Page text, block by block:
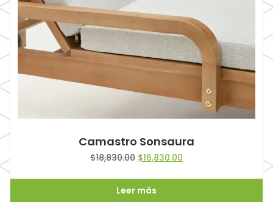
Camastro Sonsaura
$18,830.00 Original
was:
$18,830.00.
$16,830.00
is:
Leer más